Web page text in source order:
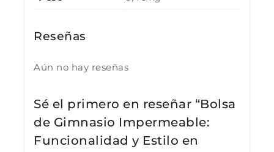
Reseñas
Aún no hay reseñas
Sé el primero en reseñar “Bolsa
de Gimnasio Impermeable:
Funcionalidad y Estilo en